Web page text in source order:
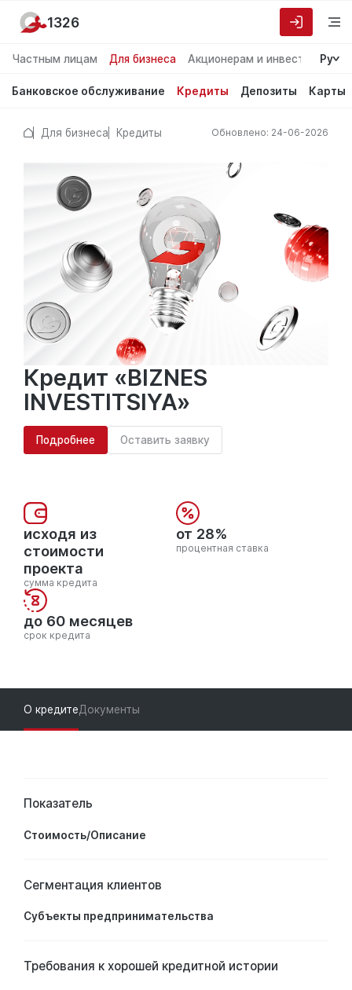
Частным лицам Для бизнеса Акционерам и инвесторам
Ру
Банковское обслуживание Кредиты Депозиты Карты
1326
Для бизнеса Кредиты Обновлено: 24-06-2026
Кредит «BIZNES
INVESTITSIYA»
Подробнее Оставить заявку
исходя из
стоимости
проекта
сумма кредита
от 28%
процентная ставка
до 60 месяцев
срок кредита
О кредитеДокументы
Показатель
Стоимость/Описание
Сегментация клиентов
Субъекты предпринимательства
Требования к хорошей кредитной истории